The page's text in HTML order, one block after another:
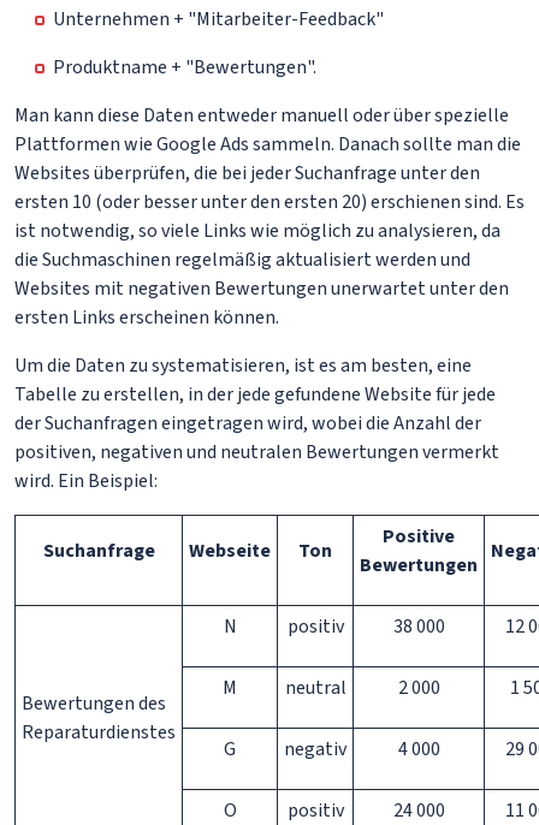
Unternehmen + "Mitarbeiter-Feedback"
Produktname + "Bewertungen".
Man kann diese Daten entweder manuell oder über spezielle
Plattformen wie Google Ads sammeln. Danach sollte man die
Websites überprüfen, die bei jeder Suchanfrage unter den
ersten 10 (oder besser unter den ersten 20) erschienen sind. Es
ist notwendig, so viele Links wie möglich zu analysieren, da
die Suchmaschinen regelmäßig aktualisiert werden und
Websites mit negativen Bewertungen unerwartet unter den
ersten Links erscheinen können.
Um die Daten zu systematisieren, ist es am besten, eine
Tabelle zu erstellen, in der jede gefundene Website für jede
der Suchanfragen eingetragen wird, wobei die Anzahl der
positiven, negativen und neutralen Bewertungen vermerkt
wird. Ein Beispiel:
Suchanfrage Webseite Ton
Positive
Bewertungen
Bewertungen des
Reparaturdienstes
N positiv 38 000 12
M neutral 2 000 1
G negativ 4 000 29
O positiv 24 000 11